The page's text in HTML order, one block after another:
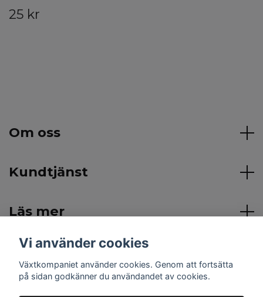
25 kr
Om oss
Kundtjänst
Läs mer
Sociala medier
Vi använder cookies
Växtkompaniet använder cookies. Genom att fortsätta
på sidan godkänner du användandet av cookies.